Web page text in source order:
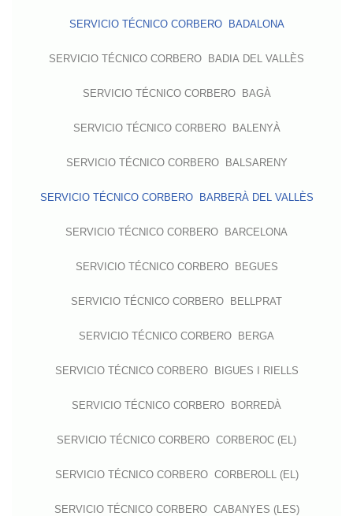
SERVICIO TÉCNICO CORBERO BADALONA
SERVICIO TÉCNICO CORBERO BADIA DEL VALLÈS
SERVICIO TÉCNICO CORBERO BAGÀ
SERVICIO TÉCNICO CORBERO BALENYÀ
SERVICIO TÉCNICO CORBERO BALSARENY
SERVICIO TÉCNICO CORBERO BARBERÀ DEL VALLÈS
SERVICIO TÉCNICO CORBERO BARCELONA
SERVICIO TÉCNICO CORBERO BEGUES
SERVICIO TÉCNICO CORBERO BELLPRAT
SERVICIO TÉCNICO CORBERO BERGA
SERVICIO TÉCNICO CORBERO BIGUES I RIELLS
SERVICIO TÉCNICO CORBERO BORREDÀ
SERVICIO TÉCNICO CORBERO CORBEROC (EL)
SERVICIO TÉCNICO CORBERO CORBEROLL (EL)
SERVICIO TÉCNICO CORBERO CABANYES (LES)